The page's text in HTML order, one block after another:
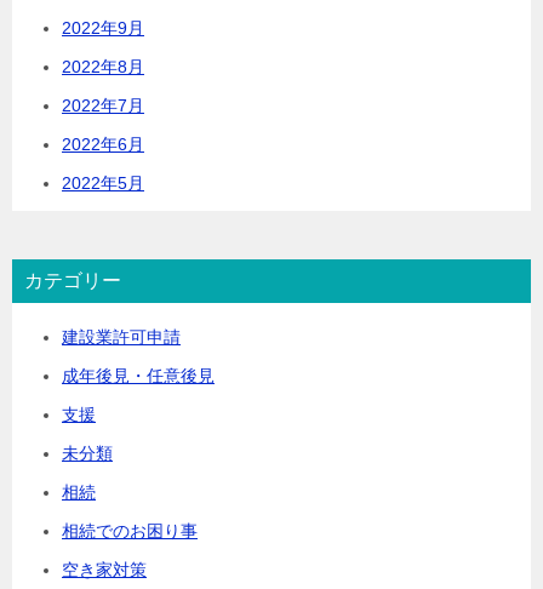
2022年9月
2022年8月
2022年7月
2022年6月
2022年5月
カテゴリー
建設業許可申請
成年後見・任意後見
支援
未分類
相続
相続でのお困り事
空き家対策